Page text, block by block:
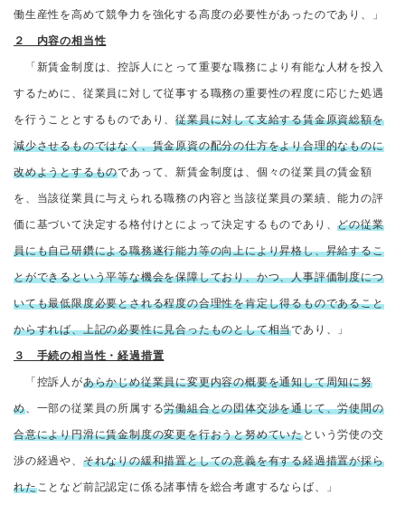
働生産性を高めて競争力を強化する高度の必要性があったのであり、」
２ 内容の相当性
「新賃金制度は、控訴人にとって重要な職務により有能な人材を投入
するために、従業員に対して従事する職務の重要性の程度に応じた処遇
を行うこととするものであり、従業員に対して支給する賃金原資総額を
減少させるものではなく、賃金原資の配分の仕方をより合理的なものに
改めようとするものであって、新賃金制度は、個々の従業員の賃金額
を、当該従業員に与えられる職務の内容と当該従業員の業績、能力の評
価に基づいて決定する格付けとによって決定するものであり、どの従業
員にも自己研鑽による職務遂行能力等の向上により昇格し、昇給するこ
とができるという平等な機会を保障しており、かつ、人事評価制度につ
いても最低限度必要とされる程度の合理性を肯定し得るものであること
からすれば、上記の必要性に見合ったものとして相当であり、」
３ 手続の相当性・経過措置
「控訴人があらかじめ従業員に変更内容の概要を通知して周知に努
め、一部の従業員の所属する労働組合との団体交渉を通じて、労使間の
合意により円滑に賃金制度の変更を行おうと努めていたという労使の交
渉の経過や、 それなりの緩和措置としての意義を有する経過措置が採ら
れたことなど前記認定に係る諸事情を総合考慮するならば、」